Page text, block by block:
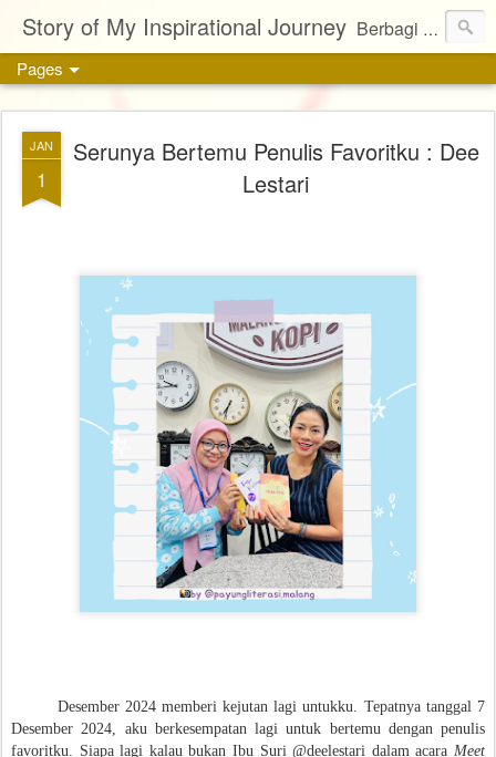
Story of My Inspirational Journey Berbagi kisah, karya, dan inspirasi tentang kehidupan
Pages
JAN
1
Serunya Bertemu Penulis Favoritku : Dee
Lestari
Desember 2024 memberi kejutan lagi untukku. Tepatnya tanggal 7
Desember 2024, aku berkesempatan lagi untuk bertemu dengan penulis
favoritku. Siapa lagi kalau bukan Ibu Suri @deelestari dalam acara Meet